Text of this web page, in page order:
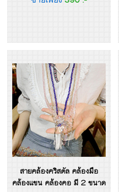
สายคล้องคริสตัล คล้องมือ
คล้องแขน คล้องคอ มี 2 ขนาด